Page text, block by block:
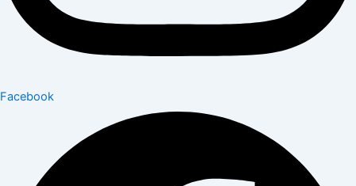
Facebook